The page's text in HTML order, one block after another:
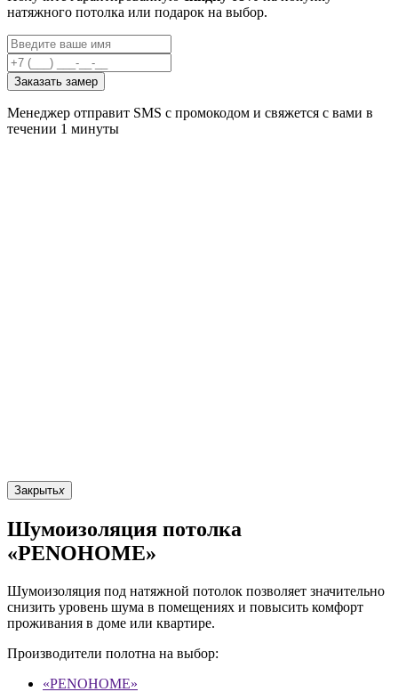
натяжного потолка или подарок на выбор.
Заказать замер
Менеджер отправит SMS с промокодом и свяжется с вами в
течении 1 минуты
Закрытьx
Шумоизоляция потолка
«PENOHOME»
Шумоизоляция под натяжной потолок позволяет значительно
снизить уровень шума в помещениях и повысить комфорт
проживания в доме или квартире.
Производители полотна на выбор:
«PENOHOME»